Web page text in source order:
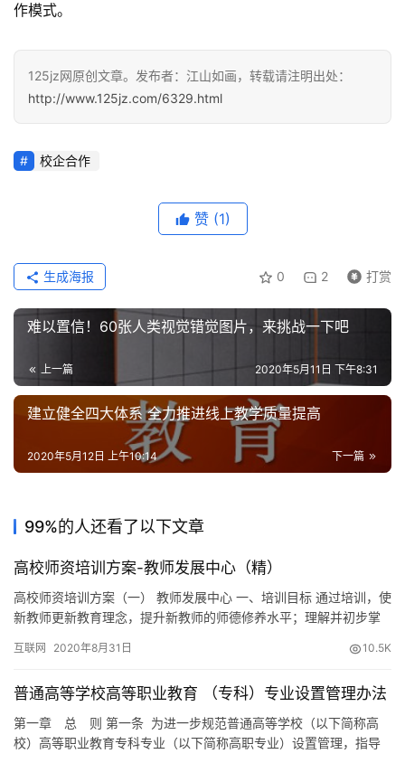
教
程
设
专
题
资
答
工
具
登录 注册
作模式。
125jz网原创文章。发布者：江山如画，转载请注明出处：
http://www.125jz.com/6329.html
校企合作
赞 (1)
0 2 打赏
生成海报
难以置信！60张人类视觉错觉图片，来挑战一下吧
上一篇 2020年5月11日 下午8:31
建立健全四大体系 全力推进线上教学质量提高
下一篇
2020年5月12日 上午10:14
99%的人还看了以下文章
高校师资培训方案-教师发展中心（精）
高校师资培训方案（一） 教师发展中心 一、培训目标 通过培训，使
新教师更新教育理念，提升新教师的师德修养水平；理解并初步掌
育文化的认同度，尽快融入学校的教育文化，缩短新教师的角色转
式 教务处、德育处、教科室集中指导和教研组“以老带新”…
互联网 2020年8月31日 10.5K
普通高等学校高等职业教育 （专科）专业设置管理办法
第一章 总 则 第一条 为进一步规范普通高等学校（以下简称高
校）高等职业教育专科专业（以下简称高职专业）设置管理，指导